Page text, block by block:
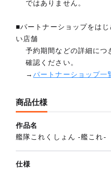
ではありません。
■パートナーショップをは
い店舗
予約期間などの詳細につ
確認ください。
→パートナーショップ一
商品仕様
作品名
艦隊これくしょん ‐艦これ‐
仕様